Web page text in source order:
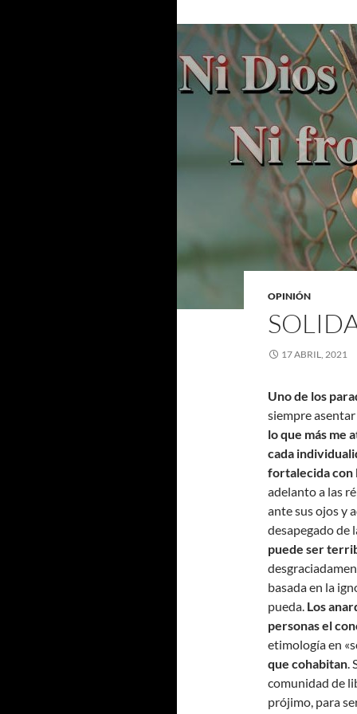
OPINIÓN
17 ABRIL, 2021
Uno de los
siempre
lo que más me
cada
fortalecida con
adelanto a las
ante sus ojos y
desapegado de
puede ser
basada en la
pueda. Los
personas el
etimología en
que cohabitan.
comunidad de
prójimo, para